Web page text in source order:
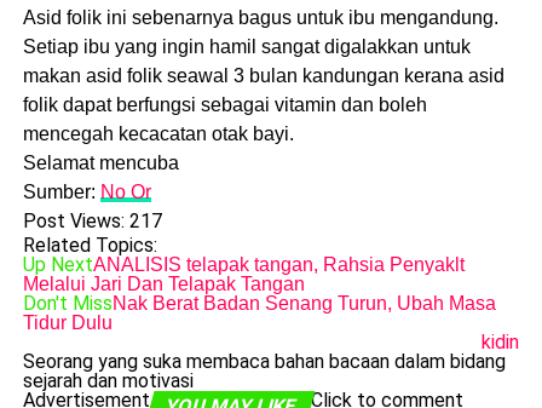
Asid folik ini sebenarnya bagus untuk ibu mengandung.
Setiap ibu yang ingin hamil sangat digalakkan untuk
makan asid folik seawal 3 bulan kandungan kerana asid
folik dapat berfungsi sebagai vitamin dan boleh
mencegah kecacatan otak bayi.
Selamat mencuba
Sumber: No Or
Post Views: 217
Related Topics:
Up NextANALISIS telapak tangan, Rahsia Penyaklt
Melalui Jari Dan Telapak Tangan
Don't MissNak Berat Badan Senang Turun, Ubah Masa
Tidur Dulu
kidin
Seorang yang suka membaca bahan bacaan dalam bidang
sejarah dan motivasi
Advertisement
Click to comment